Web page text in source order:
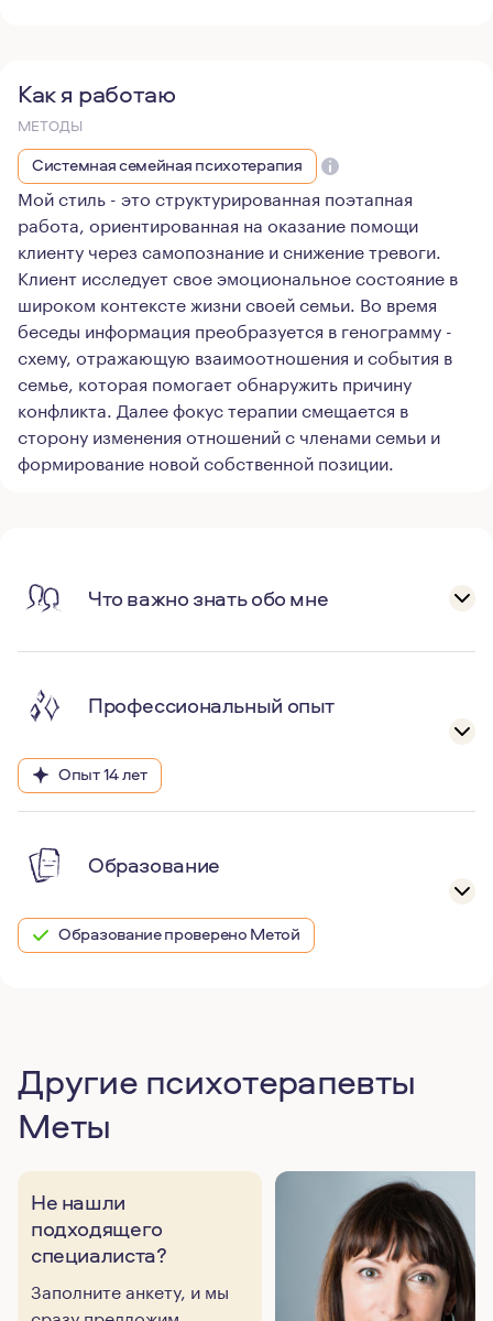
Как я работаю
МЕТОДЫ
Системная семейная психотерапия
Мой стиль - это структурированная поэтапная
работа, ориентированная на оказание помощи
клиенту через самопознание и снижение тревоги.
Клиент исследует свое эмоциональное состояние в
широком контексте жизни своей семьи. Во время
беседы информация преобразуется в генограмму -
схему, отражающую взаимоотношения и события в
семье, которая помогает обнаружить причину
конфликта. Далее фокус терапии смещается в
сторону изменения отношений с членами семьи и
формирование новой собственной позиции.
Что важно знать обо мне
Профессиональный опыт
Опыт 14 лет
Образование
Образование проверено Метой
Другие психотерапевты
Меты
Не нашли
подходящего
специалиста?
Заполните анкету, и мы